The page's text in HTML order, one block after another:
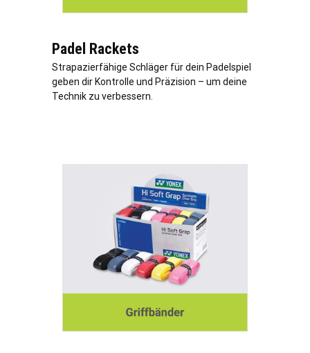
Padel Rackets
Strapazierfähige Schläger für dein Padelspiel
geben dir Kontrolle und Präzision – um deine
Technik zu verbessern.